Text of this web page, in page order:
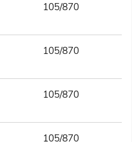
105/870
105/870
105/870
105/870